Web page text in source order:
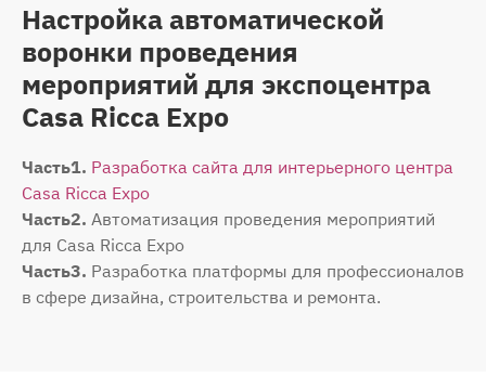
Настройка автоматической
воронки проведения
мероприятий для экспоцентра
Саsа Riсса Ехро
Часть1. Разработка сайта для интерьерного центра
Саsа Riсса Ехро
Часть2. Автоматизация проведения мероприятий
для Саsа Riсса Ехро
Часть3. Разработка платформы для профессионалов
в сфере дизайна, строительства и ремонта.